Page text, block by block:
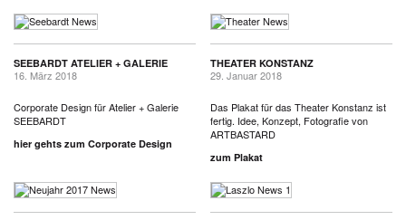
SEEBARDT ATELIER + GALERIE
16. März 2018
Corporate Design für Atelier + Galerie
SEEBARDT
hier gehts zum Corporate Design
THEATER KONSTANZ
29. Januar 2018
Das Plakat für das Theater Konstanz ist
fertig. Idee, Konzept, Fotografie von
ARTBASTARD
zum Plakat